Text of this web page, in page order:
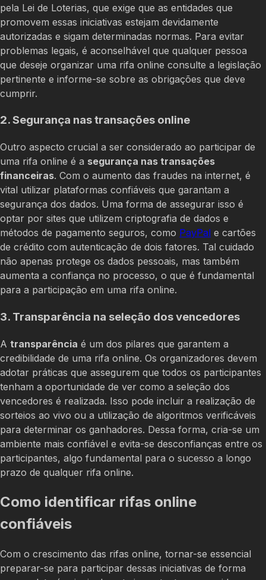
pela Lei de Loterias, que exige que as entidades que
promovem essas iniciativas estejam devidamente
autorizadas e sigam determinadas normas. Para evitar
problemas legais, é aconselhável que qualquer pessoa
que deseje organizar uma rifa online consulte a legislação
pertinente e informe-se sobre as obrigações que deve
cumprir.
2. Segurança nas transações online
Outro aspecto crucial a ser considerado ao participar de
uma rifa online é a segurança nas transações
financeiras. Com o aumento das fraudes na internet, é
vital utilizar plataformas confiáveis que garantam a
segurança dos dados. Uma forma de assegurar isso é
optar por sites que utilizem criptografia de dados e
métodos de pagamento seguros, como PayPal e cartões
de crédito com autenticação de dois fatores. Tal cuidado
não apenas protege os dados pessoais, mas também
aumenta a confiança no processo, o que é fundamental
para a participação em uma rifa online.
3. Transparência na seleção dos vencedores
A transparência é um dos pilares que garantem a
credibilidade de uma rifa online. Os organizadores devem
adotar práticas que assegurem que todos os participantes
tenham a oportunidade de ver como a seleção dos
vencedores é realizada. Isso pode incluir a realização de
sorteios ao vivo ou a utilização de algoritmos verificáveis
para determinar os ganhadores. Dessa forma, cria-se um
ambiente mais confiável e evita-se desconfianças entre os
participantes, algo fundamental para o sucesso a longo
prazo de qualquer rifa online.
Como identificar rifas online
confiáveis
Com o crescimento das rifas online, tornar-se essencial
preparar-se para participar dessas iniciativas de forma